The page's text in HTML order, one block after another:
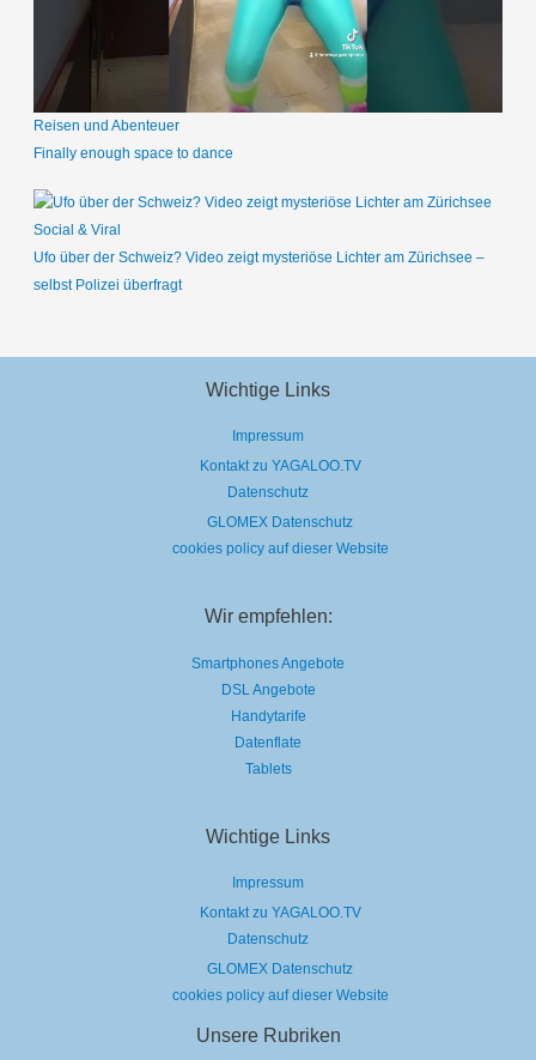
Reisen und Abenteuer
Finally enough space to dance
Social & Viral
Ufo über der Schweiz? Video zeigt mysteriöse Lichter am Zürichsee –
selbst Polizei überfragt
Wichtige Links
Impressum
Kontakt zu YAGALOO.TV
Datenschutz
GLOMEX Datenschutz
cookies policy auf dieser Website
Wir empfehlen:
Smartphones Angebote
DSL Angebote
Handytarife
Datenflate
Tablets
Wichtige Links
Impressum
Kontakt zu YAGALOO.TV
Datenschutz
GLOMEX Datenschutz
cookies policy auf dieser Website
Unsere Rubriken